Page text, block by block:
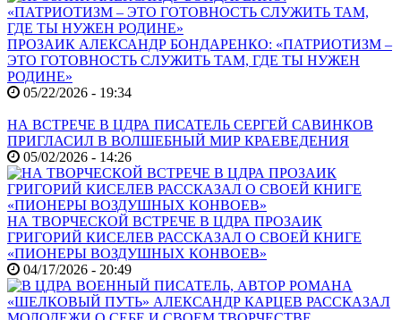
ПРОЗАИК АЛЕКСАНДР БОНДАРЕНКО: «ПАТРИОТИЗМ –
ЭТО ГОТОВНОСТЬ СЛУЖИТЬ ТАМ, ГДЕ ТЫ НУЖЕН
РОДИНЕ»
05/22/2026 - 19:34
НА ВСТРЕЧЕ В ЦДРА ПИСАТЕЛЬ СЕРГЕЙ САВИНКОВ
ПРИГЛАСИЛ В ВОЛШЕБНЫЙ МИР КРАЕВЕДЕНИЯ
05/02/2026 - 14:26
НА ТВОРЧЕСКОЙ ВСТРЕЧЕ В ЦДРА ПРОЗАИК
ГРИГОРИЙ КИСЕЛЕВ РАССКАЗАЛ О СВОЕЙ КНИГЕ
«ПИОНЕРЫ ВОЗДУШНЫХ КОНВОЕВ»
04/17/2026 - 20:49